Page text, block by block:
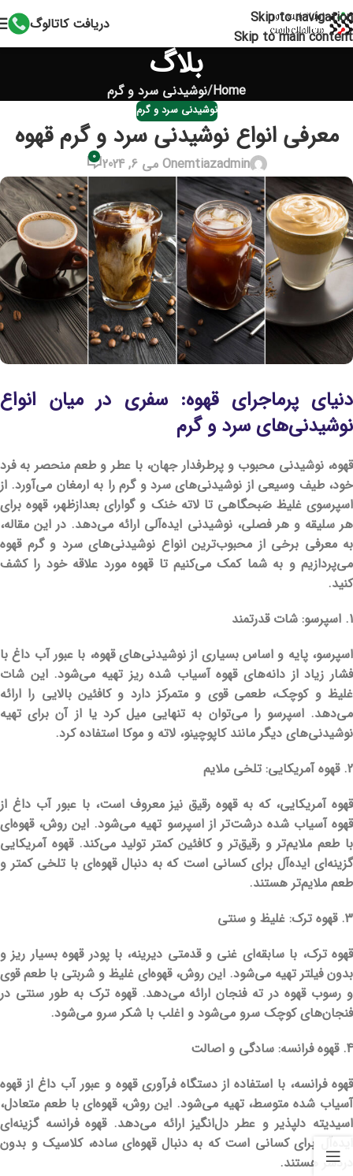
Skip to navigation
Skip to main content
دریافت کاتالوگ
بلاگ
Home نوشیدنی سرد و گرم
نوشیدنی سرد و گرم
معرفی انواع نوشیدنی سرد و گرم قهوه
emtiazadminOn می 6, 2024 0
دنیای پرماجرای قهوه: سفری در میان انواع
نوشیدنی‌های سرد و گرم
قهوه، نوشیدنی محبوب و پرطرفدار جهان، با عطر و طعم منحصر به فرد
خود، طیف وسیعی از نوشیدنی‌های سرد و گرم را به ارمغان می‌آورد. از
اسپرسوی غلیظ صَبحگاهی تا لاته خنک و گوارای بعدازظهر، قهوه برای
هر سلیقه و هر فصلی، نوشیدنی ایده‌آلی ارائه می‌دهد. در این مقاله،
به معرفی برخی از محبوب‌ترین انواع نوشیدنی‌های سرد و گرم قهوه
می‌پردازیم و به شما کمک می‌کنیم تا قهوه مورد علاقه خود را کشف
کنید.
1. اسپرسو: شات قدرتمند
اسپرسو، پایه و اساس بسیاری از نوشیدنی‌های قهوه، با عبور آب داغ با
فشار زیاد از دانه‌های قهوه آسیاب شده ریز تهیه می‌شود. این شات
غلیظ و کوچک، طعمی قوی و متمرکز دارد و کافئین بالایی را ارائه
می‌دهد. اسپرسو را می‌توان به تنهایی میل کرد یا از آن برای تهیه
نوشیدنی‌های دیگر مانند کاپوچینو، لاته و موکا استفاده کرد.
2. قهوه آمریکایی: تلخی ملایم
قهوه آمریکایی، که به قهوه رقیق نیز معروف است، با عبور آب داغ از
قهوه آسیاب شده درشت‌تر از اسپرسو تهیه می‌شود. این روش، قهوه‌ای
با طعم ملایم‌تر و رقیق‌تر و کافئین کمتر تولید می‌کند. قهوه آمریکایی
گزینه‌ای ایده‌آل برای کسانی است که به دنبال قهوه‌ای با تلخی کمتر و
طعم ملایم‌تر هستند.
3. قهوه ترک: غلیظ و سنتی
قهوه ترک، با سابقه‌ای غنی و قدمتی دیرینه، با پودر قهوه بسیار ریز و
بدون فیلتر تهیه می‌شود. این روش، قهوه‌ای غلیظ و شربتی با طعم قوی
و رسوب قهوه در ته فنجان ارائه می‌دهد. قهوه ترک به طور سنتی در
فنجان‌های کوچک سرو می‌شود و اغلب با شکر سرو می‌شود.
4. قهوه فرانسه: سادگی و اصالت
قهوه فرانسه، با استفاده از دستگاه فرآوری قهوه و عبور آب داغ از قهوه
آسیاب شده متوسط، تهیه می‌شود. این روش، قهوه‌ای با طعم متعادل،
اسیدیته دلپذیر و عطر دل‌انگیز ارائه می‌دهد. قهوه فرانسه گزینه‌ای
ایده‌آل برای کسانی است که به دنبال قهوه‌ای ساده، کلاسیک و بدون
دردسر هستند.